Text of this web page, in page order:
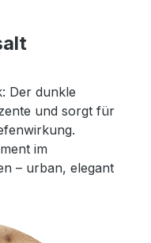
Der dunkle
und sorgt für
im
– urban, elegant